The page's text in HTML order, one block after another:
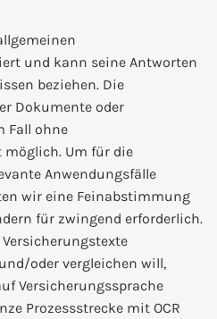
und kann seine Antworten
beziehen. Die
Dokumente oder
Fall ohne
Um für die
Anwendungsfälle
wir eine Feinabstimmung
für zwingend erforderlich.
oder vergleichen will,
Versicherungssprache
Prozessstrecke mit OCR